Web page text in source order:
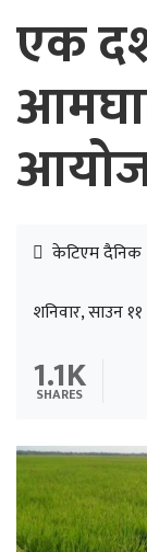
एक
केटिएम दैनिक
शनिवार, साउन
1.1K
SHARES